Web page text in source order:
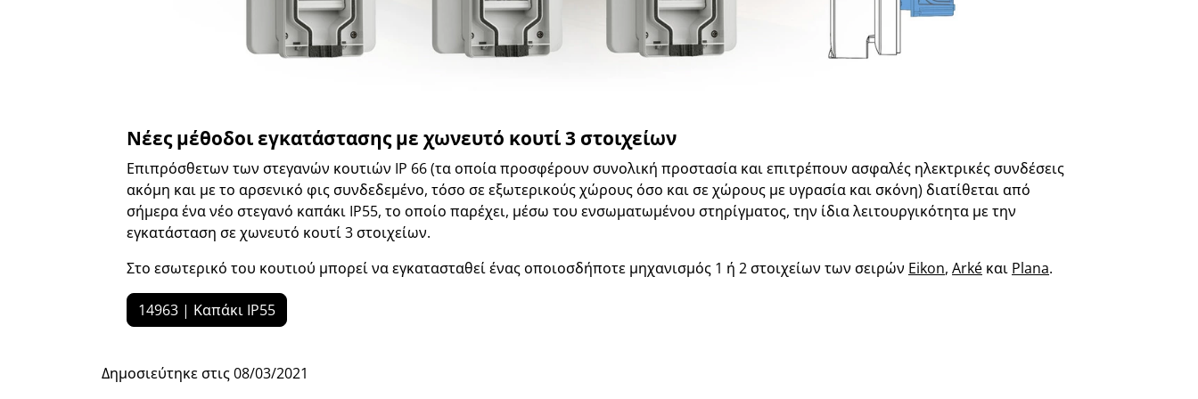
Νέες μέθοδοι εγκατάστασης με χωνευτό κουτί 3 στοιχείων
Επιπρόσθετων των στεγανών κουτιών IP 66 (τα οποία προσφέρουν συνολική προστασία και επιτρέπουν ασφαλές ηλεκτρικές συνδέσεις
ακόμη και με το αρσενικό φις συνδεδεμένο, τόσο σε εξωτερικούς χώρους όσο και σε χώρους με υγρασία και σκόνη) διατίθεται από
σήμερα ένα νέο στεγανό καπάκι IP55, το οποίο παρέχει, μέσω του ενσωματωμένου στηρίγματος, την ίδια λειτουργικότητα με την
εγκατάσταση σε χωνευτό κουτί 3 στοιχείων.
Στο εσωτερικό του κουτιού μπορεί να εγκατασταθεί ένας οποιοσδήποτε μηχανισμός 1 ή 2 στοιχείων των σειρών Eikon, Arké και Plana.
14963 | Καπάκι IP55
Δημοσιεύτηκε στις08/03/2021